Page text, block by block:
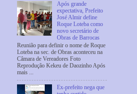
Após grande
expectativa, Prefeito
José Almir define
Roque Loteba como
novo secretário de
Obras de Barrocas
Reunião para definir o nome de Roque
Loteba na sec. de Obras aconteceu na
Câmara de Vereadores Foto
Reprodução Kekeu de Daozinho Após
mais ...
Ex-prefeito nega que